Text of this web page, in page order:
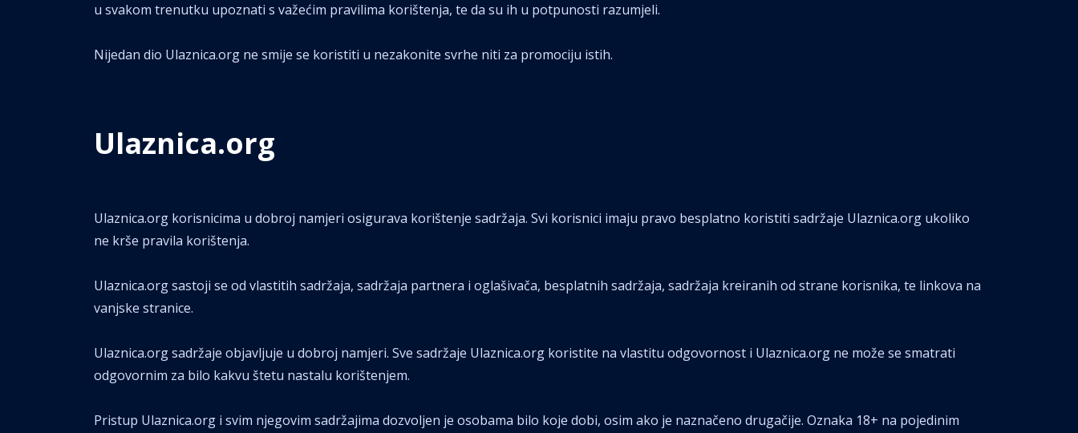
u svakom trenutku upoznati s važećim pravilima korištenja, te da su ih u potpunosti razumjeli.
Nijedan dio Ulaznica.org ne smije se koristiti u nezakonite svrhe niti za promociju istih.
Ulaznica.org
Ulaznica.org korisnicima u dobroj namjeri osigurava korištenje sadržaja. Svi korisnici imaju pravo besplatno koristiti sadržaje Ulaznica.org ukoliko
ne krše pravila korištenja.
Ulaznica.org sastoji se od vlastitih sadržaja, sadržaja partnera i oglašivača, besplatnih sadržaja, sadržaja kreiranih od strane korisnika, te linkova na
vanjske stranice.
Ulaznica.org sadržaje objavljuje u dobroj namjeri. Sve sadržaje Ulaznica.org koristite na vlastitu odgovornost i Ulaznica.org ne može se smatrati
odgovornim za bilo kakvu štetu nastalu korištenjem.
Pristup Ulaznica.org i svim njegovim sadržajima dozvoljen je osobama bilo koje dobi, osim ako je naznačeno drugačije. Oznaka 18+ na pojedinim